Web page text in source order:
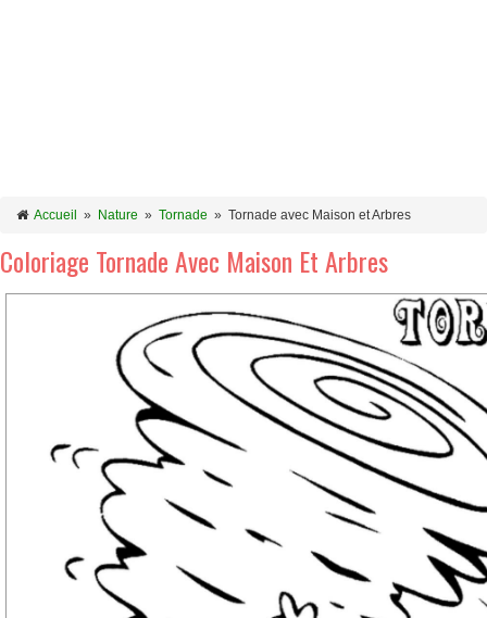
Accueil » Nature » Tornade » Tornade avec Maison et Arbres
Coloriage Tornade Avec Maison Et Arbres